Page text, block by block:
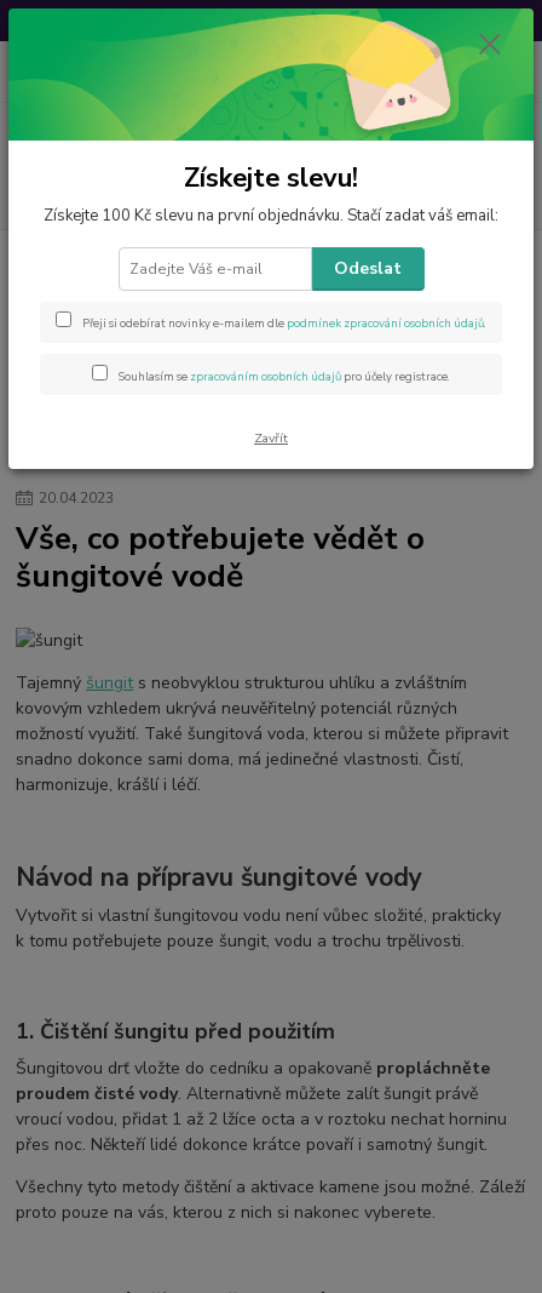
Svatovavřinecká sleva: 20 % s kódemVAVRINEC20
Menu
CZK 0
za
Kategorie blogu
Štítky blogu
20.04.2023
Vše, co potřebujete vědět o
šungitové vodě
Tajemný šungits neobvyklou strukturou uhlíku a zvláštním
kovovým vzhledem ukrývá neuvěřitelný potenciál různých
možností využití. Také šungitová voda, kterou si můžete připravit
snadno dokonce sami doma, má jedinečné vlastnosti. Čistí,
harmonizuje, krášlí i léčí.
Návod na přípravu šungitové vody
Vytvořit si vlastní šungitovou vodu není vůbec složité, prakticky
k tomu potřebujete pouze šungit, vodu a trochu trpělivosti.
1. Čištění šungitu před použitím
Šungitovou drť vložte do cedníku a opakovaně propláchněte
proudem čisté vody. Alternativně můžete zalít šungit právě
vroucí vodou, přidat 1 až 2 lžíce octa a v roztoku nechat horninu
přes noc. Někteří lidé dokonce krátce povaří i samotný šungit.
Všechny tyto metody čištění a aktivace kamene jsou možné. Záleží
proto pouze na vás, kterou z nich si nakonec vyberete.
Získejte slevu!
Získejte 100 Kč slevu na první objednávku. Stačí zadat váš email:
Odeslat
Přeji si odebírat novinky e-mailem dle podmínek zpracování osobních údajů.
Souhlasím se zpracováním osobních údajů pro účely registrace.
Zavřít